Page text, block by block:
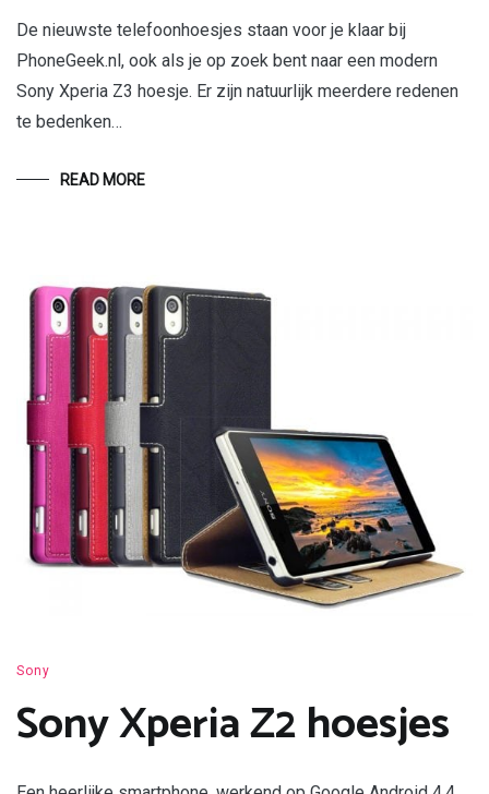
De nieuwste telefoonhoesjes staan voor je klaar bij
PhoneGeek.nl, ook als je op zoek bent naar een modern
Sony Xperia Z3 hoesje. Er zijn natuurlijk meerdere redenen
te bedenken…
READ MORE
Sony
Sony Xperia Z2 hoesjes